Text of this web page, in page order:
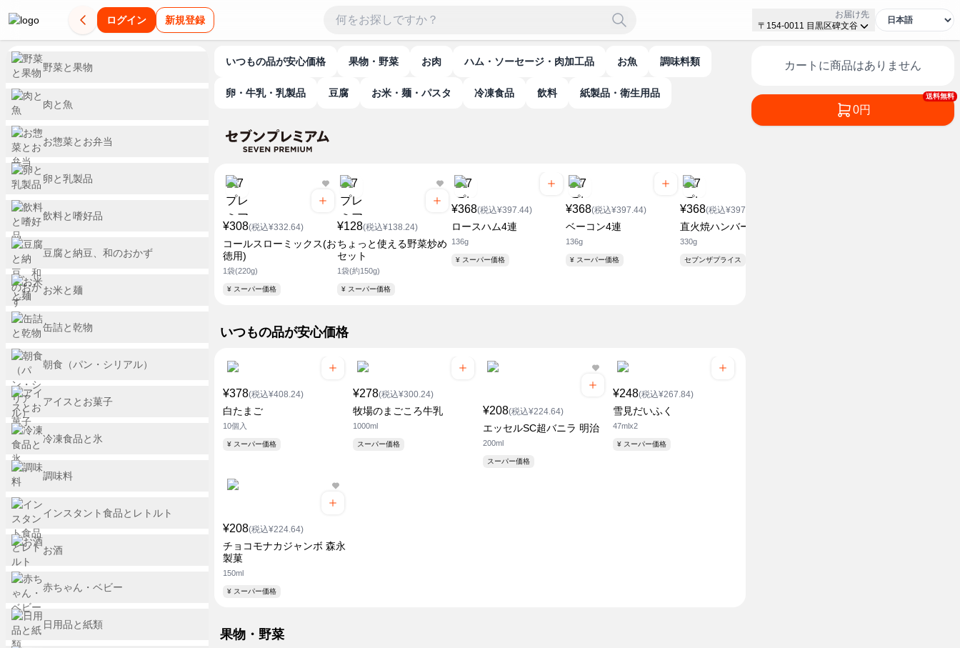
ログイン 新規登録
お届け先
〒154-0011 目黒区碑文谷
いつもの品が安心価格 果物・野菜 お肉 ハム・ソーセージ・肉加工品 お魚 調味料類
卵・牛乳・乳製品 豆腐 お米・麺・パスタ 冷凍食品 飲料 紙製品・衛生用品
¥308(税込¥332.64)
コールスローミックス(お
徳用)
1袋(220g)
¥ スーパー価格
¥128(税込¥138.24)
ちょっと使える野菜炒め
セット
1袋(約150g)
¥ スーパー価格
¥368(税込¥397.44)
ロースハム4連
136g
¥ スーパー価格
¥368(税込¥397.44)
ベーコン4連
136g
¥ スーパー価格
¥368(税込¥397.44)
直火焼ハンバーグ
330g
セブンザプライス
いつもの品が安心価格
¥378(税込¥408.24)
白たまご
10個入
¥ スーパー価格
¥278(税込¥300.24)
牧場のまごころ牛乳
1000ml
スーパー価格
¥208(税込¥224.64)
エッセルSC超バニラ 明治
200ml
スーパー価格
¥248(税込¥267.84)
雪見だいふく
47mlx2
¥ スーパー価格
¥208(税込¥224.64)
チョコモナカジャンボ 森永
製菓
150ml
¥ スーパー価格
果物・野菜
カートに商品はありません
送料無料
0円
野菜と果物
肉と魚
お惣菜とお弁当
卵と乳製品
飲料と嗜好品
豆腐と納豆、和のおかず
お米と麺
缶詰と乾物
朝食（パン・シリアル）
アイスとお菓子
冷凍食品と氷
調味料
インスタント食品とレトルト
お酒
赤ちゃん・ベビー
日用品と紙類